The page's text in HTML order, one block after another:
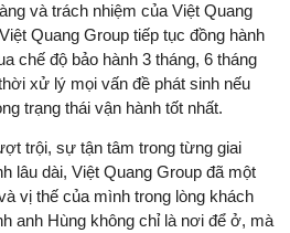
và trách nhiệm của Việt Quang
Quang Group tiếp tục đồng hành
chế độ bảo hành 3 tháng, 6 tháng
xử lý mọi vấn đề phát sinh nếu
trạng thái vận hành tốt nhất.
trội, sự tận tâm trong từng giai
lâu dài, Việt Quang Group đã một
vị thế của mình trong lòng khách
anh Hùng không chỉ là nơi để ở, mà